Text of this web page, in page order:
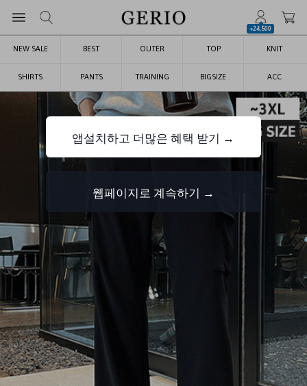
+24,500
NEW SALE BEST OUTER TOP KNIT
SHIRTS PANTS TRAINING BIGSIZE ACC
앱설치하고 더많은 혜택 받기 →
웹페이지로 계속하기 →